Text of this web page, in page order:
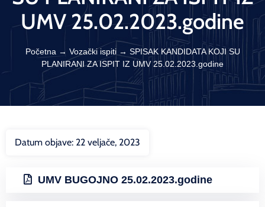
UMV 25.02.2023.godine
Početna → Vozački ispiti→ SPISAK KANDIDATA KOJI SU
PLANIRANI ZA ISPIT IZ UMV 25.02.2023.godine
Datum objave: 22 veljače, 2023
UMV BUGOJNO 25.02.2023.godine